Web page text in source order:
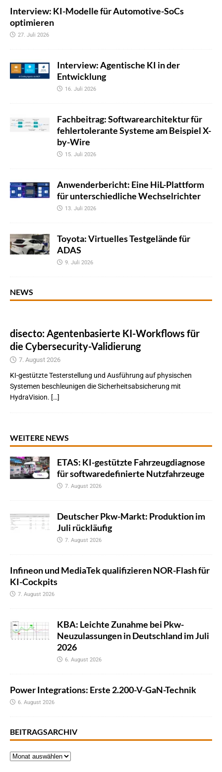
Interview: KI-Modelle für Automotive-SoCs
optimieren
27. Juli 2026
Interview: Agentische KI in der
Entwicklung
16. Juli 2026
Fachbeitrag: Softwarearchitektur für
fehlertolerante Systeme am Beispiel X-
by-Wire
15. Juli 2026
Anwenderbericht: Eine HiL-Plattform
für unterschiedliche Wechselrichter
13. Juli 2026
Toyota: Virtuelles Testgelände für
ADAS
9. Juli 2026
NEWS
disecto: Agentenbasierte KI-Workflows für
die Cybersecurity-Validierung
7. August 2026
KI-gestützte Testerstellung und Ausführung auf physischen
Systemen beschleunigen die Sicherheitsabsicherung mit
HydraVision. […]
WEITERE NEWS
ETAS: KI-gestützte Fahrzeugdiagnose
für softwaredefinierte Nutzfahrzeuge
7. August 2026
Deutscher Pkw-Markt: Produktion im
Juli rückläufig
7. August 2026
Infineon und MediaTek qualifizieren NOR-Flash für
KI-Cockpits
7. August 2026
KBA: Leichte Zunahme bei Pkw-
Neuzulassungen in Deutschland im Juli
2026
6. August 2026
Power Integrations: Erste 2.200-V-GaN-Technik
6. August 2026
BEITRAGSARCHIV